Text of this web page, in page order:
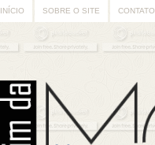
INÍCIO SOBRE O SITE CONTATO